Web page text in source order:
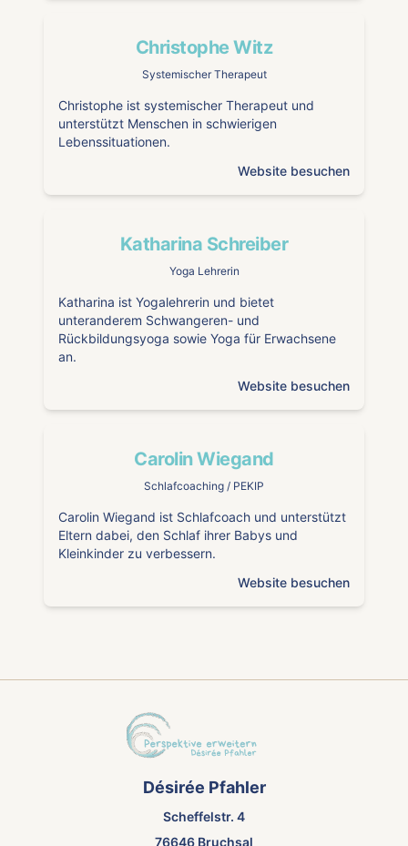
Christophe Witz
Systemischer Therapeut
Christophe ist systemischer Therapeut und
unterstützt Menschen in schwierigen
Lebenssituationen.
Website besuchen
Katharina Schreiber
Yoga Lehrerin
Katharina ist Yogalehrerin und bietet
unteranderem Schwangeren- und
Rückbildungsyoga sowie Yoga für Erwachsene
an.
Website besuchen
Carolin Wiegand
Schlafcoaching / PEKIP
Carolin Wiegand ist Schlafcoach und unterstützt
Eltern dabei, den Schlaf ihrer Babys und
Kleinkinder zu verbessern.
Website besuchen
Désirée Pfahler
Scheffelstr. 4
76646 Bruchsal